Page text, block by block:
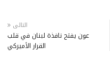
التالى
عون يفتح نافذة لبنان في قلب
القرار الأميركي